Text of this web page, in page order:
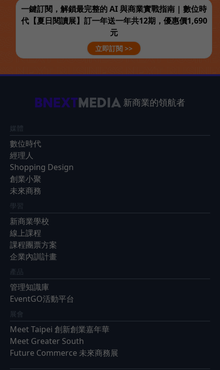
一鍵訂閱，解鎖最完整的 AI 與商業實戰指南 | 數位時
代【夏日閱讀展】訂一年送一年共12期，優惠價1,690
元
立即訂閱 >>
新商業的領航者
媒體
數位時代
經理人
Shopping Design
創業小聚
未來商務
學習
新商業學校
線上課程
課程團票方案
企業內訓計畫
產品
管理知識庫
EventGO活動平台
展會
Meet Taipei 創新創業嘉年華
Meet Greater South
Future Commerce 未來商務展